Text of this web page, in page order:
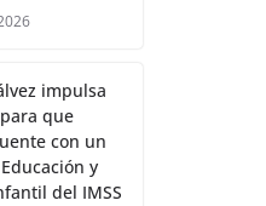
impulsa
que
con un
y
del IMSS